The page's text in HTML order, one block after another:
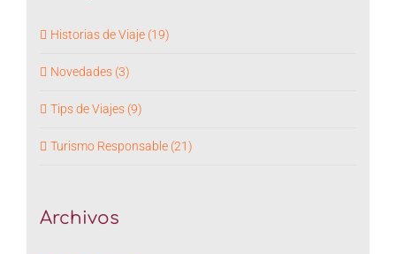
Historias de Viaje (19)
Novedades (3)
Tips de Viajes (9)
Turismo Responsable (21)
Archivos